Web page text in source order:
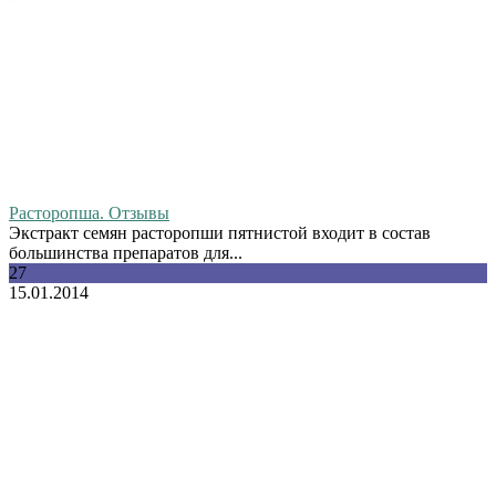
Расторопша. Отзывы
Экстракт семян расторопши пятнистой входит в состав
большинства препаратов для...
27
15.01.2014